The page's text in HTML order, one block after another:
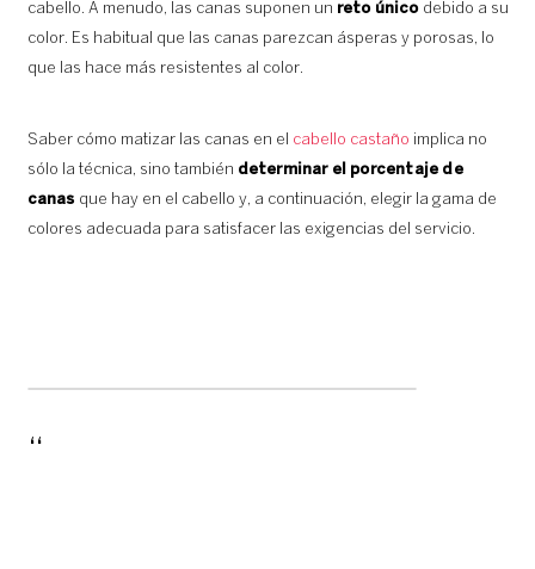
cabello. A menudo, las canas suponen un reto únicodebido a su
color. Es habitual que las canas parezcan ásperas y porosas, lo
que las hace más resistentes al color.
Saber cómo matizar las canas en el cabello castaño implica no
sólo la técnica, sino también determinar el porcentaje de
canas que hay en el cabello y, a continuación, elegir la gama de
colores adecuada para satisfacer las exigencias del servicio.